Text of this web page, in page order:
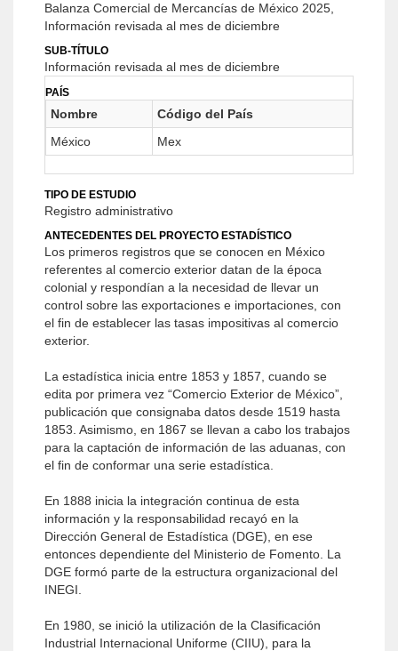
Balanza Comercial de Mercancías de México 2025,
Información revisada al mes de diciembre
SUB-TÍTULO
Información revisada al mes de diciembre
PAÍS
Nombre
Código del País
México
Mex
TIPO DE ESTUDIO
Registro administrativo
ANTECEDENTES DEL PROYECTO ESTADÍSTICO
Los primeros registros que se conocen en México
referentes al comercio exterior datan de la época
colonial y respondían a la necesidad de llevar un
control sobre las exportaciones e importaciones, con
el fin de establecer las tasas impositivas al comercio
exterior.
La estadística inicia entre 1853 y 1857, cuando se
edita por primera vez “Comercio Exterior de México”,
publicación que consignaba datos desde 1519 hasta
1853. Asimismo, en 1867 se llevan a cabo los trabajos
para la captación de información de las aduanas, con
el fin de conformar una serie estadística.
En 1888 inicia la integración continua de esta
información y la responsabilidad recayó en la
Dirección General de Estadística (DGE), en ese
entonces dependiente del Ministerio de Fomento. La
DGE formó parte de la estructura organizacional del
INEGI.
En 1980, se inició la utilización de la Clasificación
Industrial Internacional Uniforme (CIIU), para la